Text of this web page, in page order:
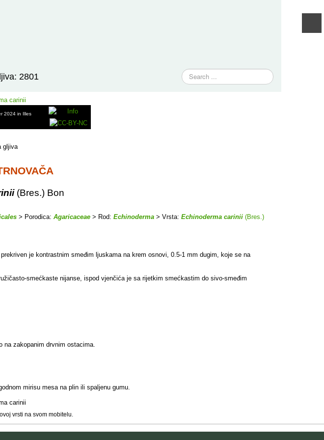
2801 Traži
2024 in Illes
(Bres.) Bon
> Porodica: Agaricaceae > Rod: Echinoderma > Vrsta: Echinoderma carinii (Bres.)
je kontrastnim smeđim ljuskama na krem osnovi, 0.5-1 mm dugim, koje se na
smećkaste nijanse, ispod vjenčića je sa rijetkim smećkastim do sivo-smeđim
na zakopanim drvnim ostacima.
mirisu mesa na plin ili spaljenu gumu.
vrsti na svom mobitelu.